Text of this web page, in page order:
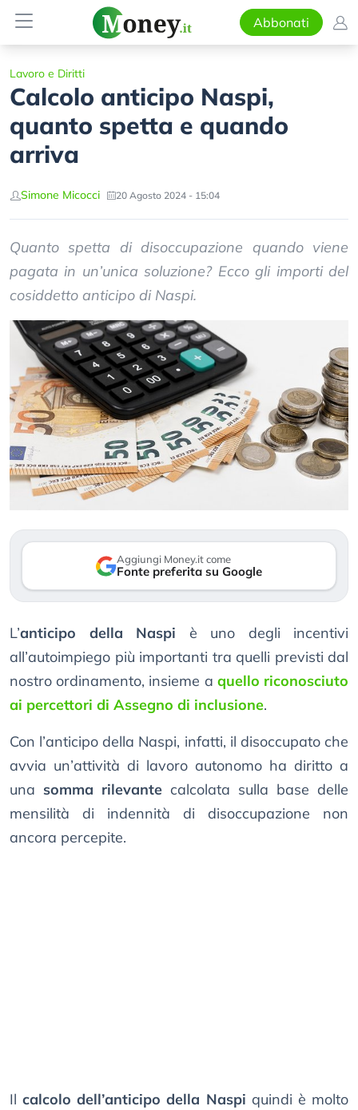
Abbonati
Lavoro e Diritti
Calcolo anticipo Naspi,
quanto spetta e quando
arriva
Simone Micocci 20 Agosto 2024 - 15:04
Quanto spetta di disoccupazione quando viene
pagata in un’unica soluzione? Ecco gli importi del
cosiddetto anticipo di Naspi.
Aggiungi Money.it come
Fonte preferita su Google
L’anticipo della Naspi è uno degli incentivi
all’autoimpiego più importanti tra quelli previsti dal
nostro ordinamento, insieme a quello riconosciuto
ai percettori di Assegno di inclusione.
Con l’anticipo della Naspi, infatti, il disoccupato che
avvia un’attività di lavoro autonomo ha diritto a
una somma rilevante calcolata sulla base delle
mensilità di indennità di disoccupazione non
ancora percepite.
Ilcalcolo dell’anticipo della Naspi quindi è molto